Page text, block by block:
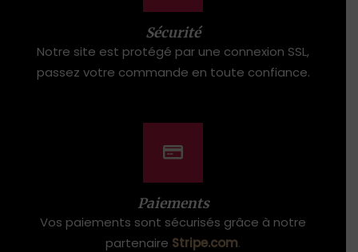
Sécurité
Notre site est protégé par une connexion SSL,
passez votre commande en toute confiance.
Paiements
Vos paiements sont sécurisés grâce à notre
partenaire Stripe.com.